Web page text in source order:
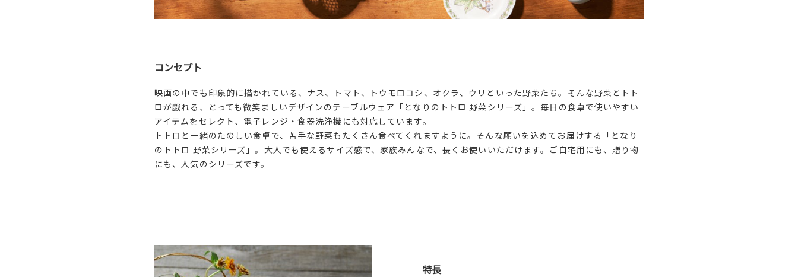
コンセプト
映画の中でも印象的に描かれている、ナス、トマト、トウモロコシ、オクラ、ウリといった野菜たち。そんな野菜とトト
ロが戯れる、とっても微笑ましいデザインのテーブルウェア「となりのトトロ 野菜シリーズ」。毎日の食卓で使いやすい
アイテムをセレクト、電子レンジ・食器洗浄機にも対応しています。
トトロと一緒のたのしい食卓で、苦手な野菜もたくさん食べてくれますように。そんな願いを込めてお届けする「となり
のトトロ 野菜シリーズ」。大人でも使えるサイズ感で、家族みんなで、長くお使いいただけます。ご自宅用にも、贈り物
にも、人気のシリーズです。
特長